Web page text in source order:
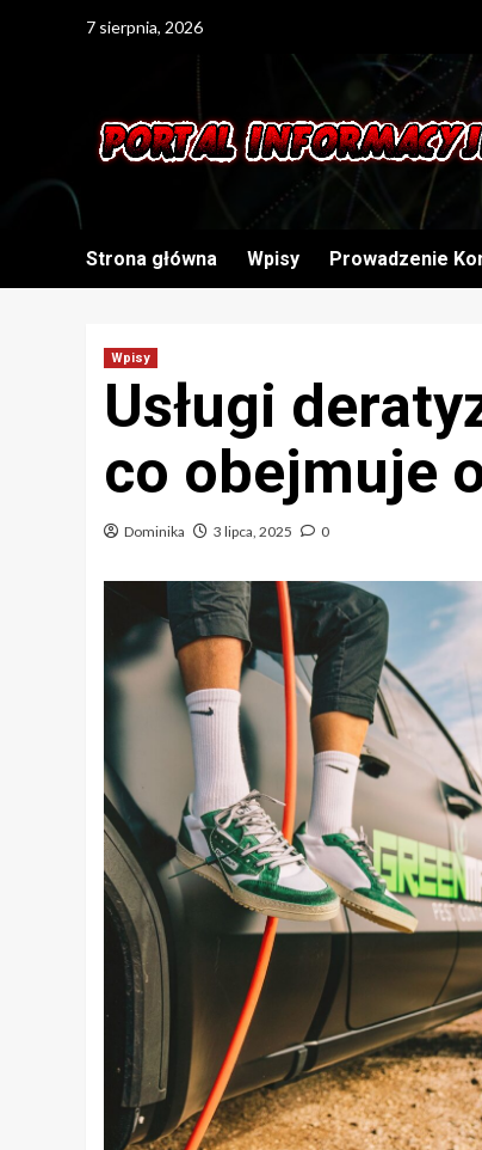
7 sierpnia, 2026
Strona główna Wpisy Prowadzenie
Wpisy
Usługi
co obejmuje
Dominika 3 lipca, 2025 0